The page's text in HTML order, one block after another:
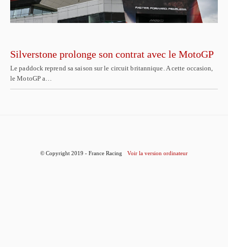
Silverstone prolonge son contrat avec le MotoGP
Le paddock reprend sa saison sur le circuit britannique. A cette occasion,
le MotoGP a…
© Copyright 2019 - France Racing Voir la version ordinateur